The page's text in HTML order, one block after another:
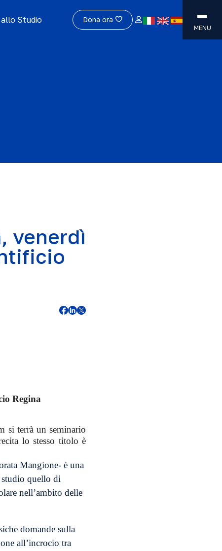
Studio Dona ora
MENU
venerdì
Regina
si terrà un seminario
lo stesso titolo è
Mangione- è una
studio quello di
nell’ambito delle
domande sulla
all’incrocio tra